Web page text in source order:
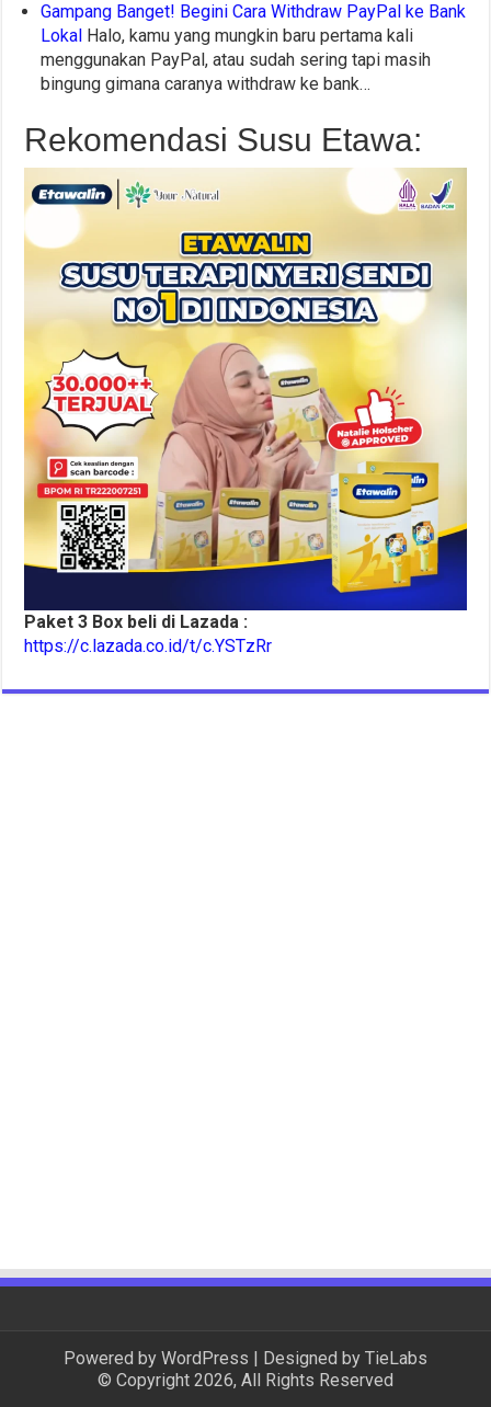
Gampang Banget! Begini Cara Withdraw PayPal ke Bank
Lokal Halo, kamu yang mungkin baru pertama kali
menggunakan PayPal, atau sudah sering tapi masih
bingung gimana caranya withdraw ke bank…
Rekomendasi Susu Etawa:
Paket 3 Box beli di Lazada :
https://c.lazada.co.id/t/c.YSTzRr
Powered by WordPress | Designed by TieLabs
© Copyright 2026, All Rights Reserved